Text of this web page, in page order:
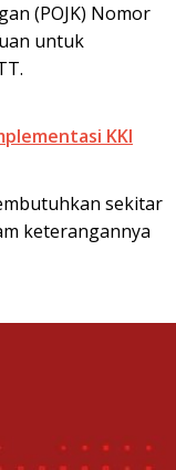
(POJK) Nomor
untuk
KKI
sekitar
keterangannya